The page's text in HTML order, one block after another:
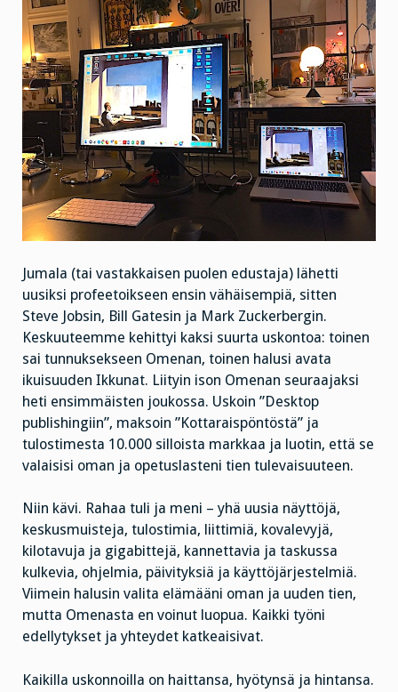
Jumala (tai vastakkaisen puolen edustaja) lähetti
uusiksi profeetoikseen ensin vähäisempiä, sitten
Steve Jobsin, Bill Gatesin ja Mark Zuckerbergin.
Keskuuteemme kehittyi kaksi suurta uskontoa: toinen
sai tunnuksekseen Omenan, toinen halusi avata
ikuisuuden Ikkunat. Liityin ison Omenan seuraajaksi
heti ensimmäisten joukossa. Uskoin ”Desktop
publishingiin”, maksoin ”Kottaraispöntöstä” ja
tulostimesta 10.000 silloista markkaa ja luotin, että se
valaisisi oman ja opetuslasteni tien tulevaisuuteen.
Niin kävi. Rahaa tuli ja meni – yhä uusia näyttöjä,
keskusmuisteja, tulostimia, liittimiä, kovalevyjä,
kilotavuja ja gigabittejä, kannettavia ja taskussa
kulkevia, ohjelmia, päivityksiä ja käyttöjärjestelmiä.
Viimein halusin valita elämääni oman ja uuden tien,
mutta Omenasta en voinut luopua. Kaikki työni
edellytykset ja yhteydet katkeaisivat.
Kaikilla uskonnoilla on haittansa, hyötynsä ja hintansa.